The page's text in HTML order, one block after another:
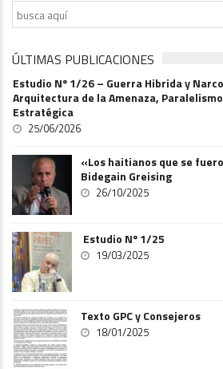
ÚLTIMAS PUBLICACIONES
Estudio Nº 1/26 – Guerra Hibrida y
Arquitectura de la Amenaza,
Estratégica
25/06/2026
«Los haitianos que se
Bidegain Greising
26/10/2025
Estudio Nº 1/25
19/03/2025
Texto GPC y Consejeros
18/01/2025